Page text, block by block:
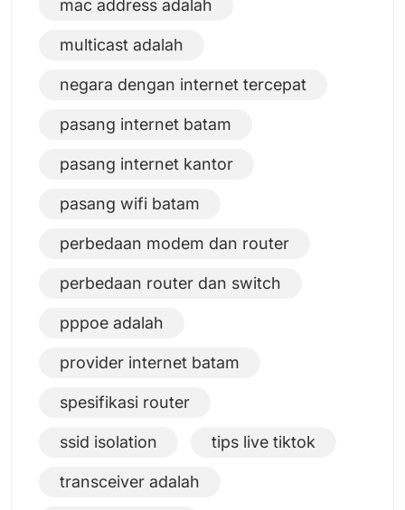
mac address adalah
multicast adalah
negara dengan internet tercepat
pasang internet batam
pasang internet kantor
pasang wifi batam
perbedaan modem dan router
perbedaan router dan switch
pppoe adalah
provider internet batam
spesifikasi router
ssid isolation tips live tiktok
transceiver adalah